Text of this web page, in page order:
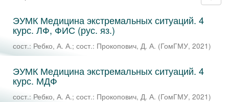
ЭУМК Медицина экстремальных ситуаций. 4
курс. ЛФ, ФИС (рус. яз.)
сост.: Ребко, А. А.; сост.: Прокопович, Д. А. (ГомГМУ, 2021)
ЭУМК Медицина экстремальных ситуаций. 4
курс. МДФ
сост.: Ребко, А. А.; сост.: Прокопович, Д. А. (ГомГМУ, 2021)